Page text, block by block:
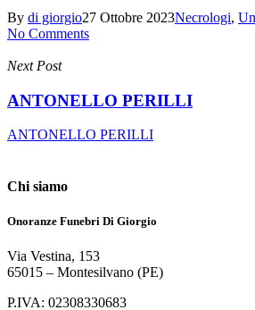
By di giorgio27 Ottobre 2023Necrologi,
No Comments
Next Post
ANTONELLO PERILLI
ANTONELLO PERILLI
Chi siamo
Onoranze Funebri Di Giorgio
Via Vestina, 153
65015 – Montesilvano (PE)
P.IVA: 02308330683